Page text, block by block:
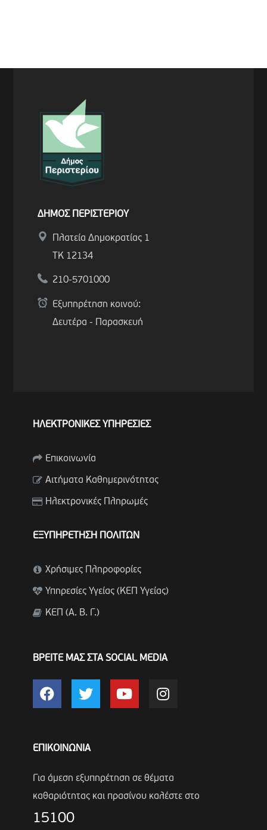
ΔΗΜΟΣ ΠΕΡΙΣΤΕΡΙΟΥ
Πλατεία Δημοκρατίας 1
ΤΚ 12134
210-5701000
Εξυπηρέτηση κοινού:
Δευτέρα - Παρασκευή
ΗΛΕΚΤΡΟΝΙΚΕΣ ΥΠΗΡΕΣΙΕΣ
Επικοινωνία
Αιτήματα Καθημερινότητας
Ηλεκτρονικές Πληρωμές
ΕΞΥΠΗΡΕΤΗΣΗ ΠΟΛΙΤΩΝ
Χρήσιμες Πληροφορίες
Υπηρεσίες Υγείας (ΚΕΠ Υγείας)
ΚΕΠ (Α. Β. Γ.)
ΒΡΕΙΤΕ ΜΑΣ ΣΤΑ SOCIAL MEDIA
ΕΠΙΚΟΙΝΩΝΙΑ
Για άμεση εξυπηρέτηση σε θέματα
καθαριότητας και πρασίνου καλέστε στο
15100